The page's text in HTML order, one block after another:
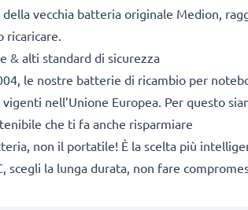
vecchia batteria originale Medion,
ricaricare.
& alti standard di sicurezza
le nostre batterie di ricambio per
nell’Unione Europea. Per questo
che ti fa anche risparmiare
non il portatile! È la scelta più
scegli la lunga durata, non fare